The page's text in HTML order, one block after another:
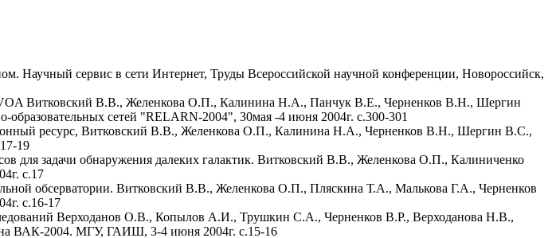
сервис в сети Интернет, Труды Всероссийской научной конференции, Новороссийск,
IVOA Витковский В.В., Желенкова О.П., Калинина Н.А., Панчук В.Е., Черненков В.Н., Шергин
сетей "RELARN-2004", 30мая -4 июня 2004г. с.300-301
ресурс, Витковский В.В., Желенкова О.П., Калинина Н.А., Черненков В.Н., Шергин В.С.,
19
для задачи обнаружения далеких галактик. Витковский В.В., Желенкова О.П., Калиниченко
с.17
обсерватории. Витковский В.В., Желенкова О.П., Пляскина Т.А., Малькова Г.А., Черненков
с.16-17
Верходанов О.В., Копылов А.И., Трушкин С.А., Черненков В.Р., Верходанова Н.В.,
ВАК-2004. МГУ, ГАИШ, 3-4 июня 2004г. с.15-16